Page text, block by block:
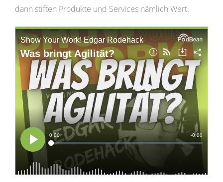
dann stiften Produkte und Services nämlich Wert.